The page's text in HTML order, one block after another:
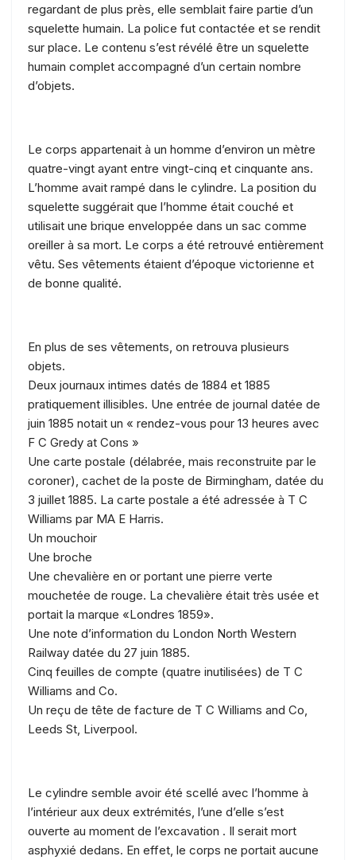
regardant de plus près, elle semblait faire partie d’un
squelette humain. La police fut contactée et se rendit
sur place. Le contenu s’est révélé être un squelette
humain complet accompagné d’un certain nombre
d’objets.
Le corps appartenait à un homme d’environ un mètre
quatre-vingt ayant entre vingt-cinq et cinquante ans.
L’homme avait rampé dans le cylindre. La position du
squelette suggérait que l’homme était couché et
utilisait une brique enveloppée dans un sac comme
oreiller à sa mort. Le corps a été retrouvé entièrement
vêtu. Ses vêtements étaient d’époque victorienne et
de bonne qualité.
En plus de ses vêtements, on retrouva plusieurs
objets.
Deux journaux intimes datés de 1884 et 1885
pratiquement illisibles. Une entrée de journal datée de
juin 1885 notait un « rendez-vous pour 13 heures avec
F C Gredy at Cons »
Une carte postale (délabrée, mais reconstruite par le
coroner), cachet de la poste de Birmingham, datée du
3 juillet 1885. La carte postale a été adressée à T C
Williams par MA E Harris.
Un mouchoir
Une broche
Une chevalière en or portant une pierre verte
mouchetée de rouge. La chevalière était très usée et
portait la marque «Londres 1859».
Une note d’information du London North Western
Railway datée du 27 juin 1885.
Cinq feuilles de compte (quatre inutilisées) de T C
Williams and Co.
Un reçu de tête de facture de T C Williams and Co,
Leeds St, Liverpool.
Le cylindre semble avoir été scellé avec l’homme à
l’intérieur aux deux extrémités, l’une d’elle s’est
ouverte au moment de l’excavation . Il serait mort
asphyxié dedans. En effet, le corps ne portait aucune